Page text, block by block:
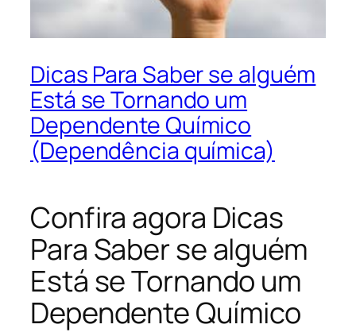
Dicas Para Saber se alguém
Está se Tornando um
Dependente Químico
(Dependência química)
Confira agora Dicas
Para Saber se alguém
Está se Tornando um
Dependente Químico